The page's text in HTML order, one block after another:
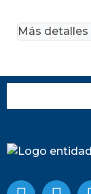
Más detalles